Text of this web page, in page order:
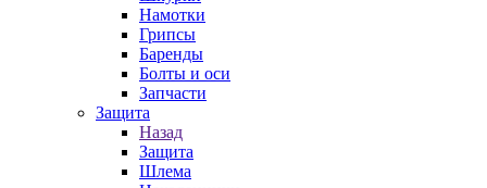
Намотки
Грипсы
Баренды
Болты и оси
Запчасти
Защита
Назад
Защита
Шлема